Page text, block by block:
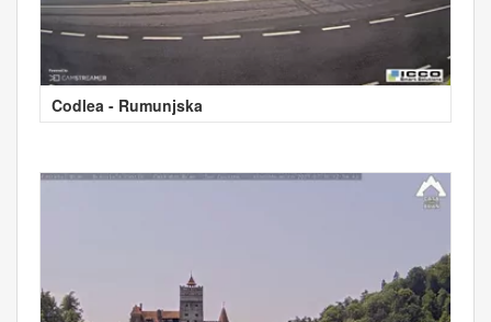
Codlea - Rumunjska